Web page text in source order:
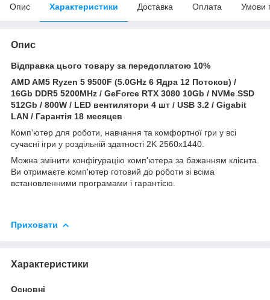
Опис Характеристики Доставка Оплата Умови
Опис
Відправка цього товару за передоплатою 10%
AMD AM5 Ryzen 5 9500F (5.0GHz 6 Ядра 12 Потоков) /
16Gb DDR5 5200MHz / GeForce RTX 3080 10Gb / NVMe SSD
512Gb / 800W / LED вентилятори 4 шт / USB 3.2 / Gigabit
LAN / Гарантія 18 месяцев
Комп'ютер для роботи, навчання та комфортної гри у всі
сучасні ігри у роздільній здатності 2K 2560x1440.
Можна змінити конфігурацію комп'ютера за бажанням клієнта.
Ви отримаєте комп'ютер готовий до роботи зі всіма
встановленними програмами і гарантією.
Приховати
Характеристики
Основні